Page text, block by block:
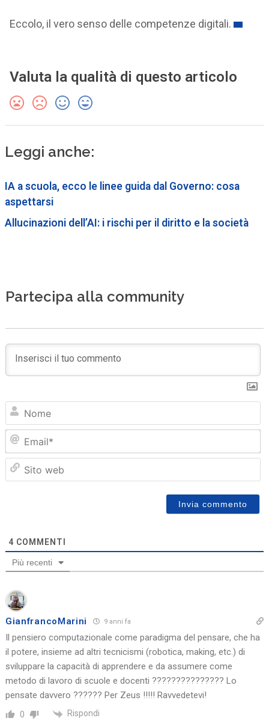
Eccolo, il vero senso delle competenze digitali.
Valuta la qualità di questo articolo
Leggi anche:
IA a scuola, ecco le linee guida dal Governo: cosa
aspettarsi
Allucinazioni dell’AI: i rischi per il diritto e la società
Partecipa alla community
4 COMMENTI
Più recenti
GianfrancoMarini 9 anni fa
Il pensiero computazionale come paradigma del pensare, che ha
il potere, insieme ad altri tecnicismi (robotica, making, etc.) di
sviluppare la capacità di apprendere e da assumere come
metodo di lavoro di scuole e docenti ??????????????? Lo
pensate davvero ?????? Per Zeus !!!!! Ravvedetevi!
0 Rispondi